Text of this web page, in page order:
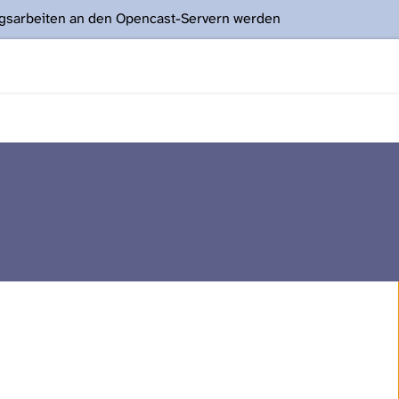
an den Opencast-Servern werden